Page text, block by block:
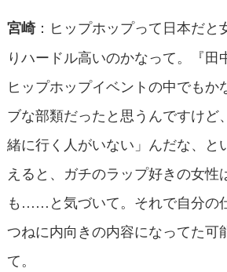
宮崎：ヒップホップって日本だと
りハードル高いのかなって。『田
ヒップホップイベントの中でもか
ブな部類だったと思うんですけど
緒に行く人がいない」んだな、と
えると、ガチのラップ好きの女性
も……と気づいて。それで自分の
つねに内向きの内容になってた可
て。